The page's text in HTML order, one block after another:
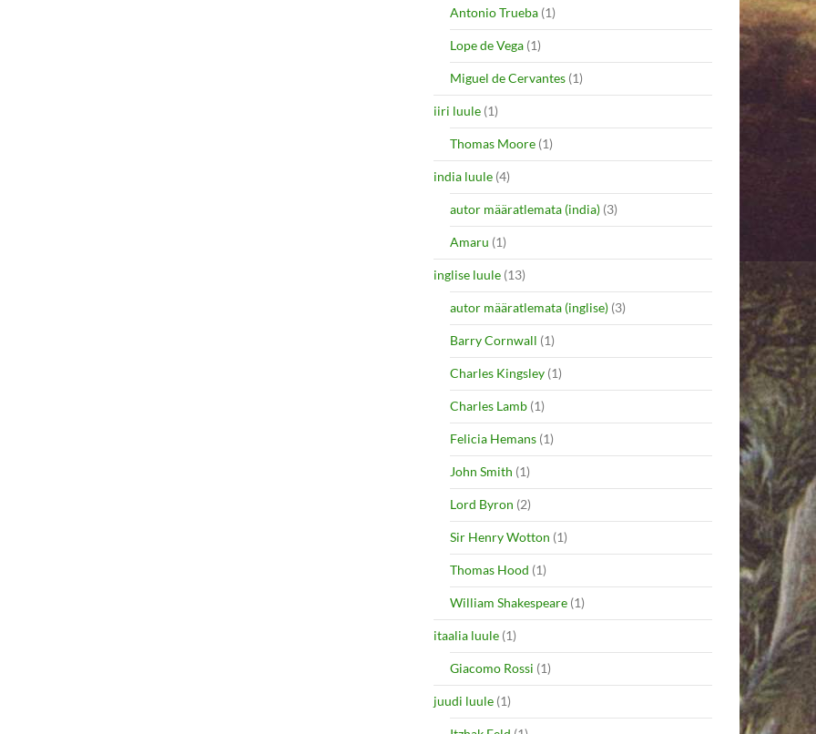
Antonio Trueba (1)
Lope de Vega (1)
Miguel de Cervantes (1)
iiri luule (1)
Thomas Moore (1)
india luule (4)
autor määratlemata (india) (3)
Amaru (1)
inglise luule (13)
autor määratlemata (inglise) (3)
Barry Cornwall (1)
Charles Kingsley (1)
Charles Lamb (1)
Felicia Hemans (1)
John Smith (1)
Lord Byron (2)
Sir Henry Wotton (1)
Thomas Hood (1)
William Shakespeare (1)
itaalia luule (1)
Giacomo Rossi (1)
juudi luule (1)